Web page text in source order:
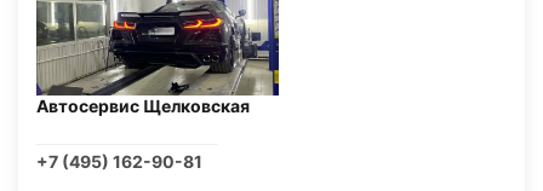
Автосервис Щелковская
+7 (495) 162-90-81